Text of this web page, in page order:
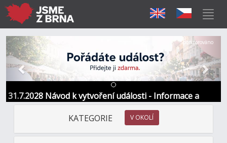
31.7.2028 Návod k vytvoření události - Informace a
kontakt
Předchozí Další
Sponzorováno
KATEGORIE V OKOLÍ